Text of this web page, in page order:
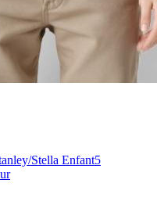
Stella Enfant5